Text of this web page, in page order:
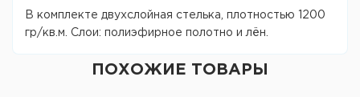
В комплекте двухслойная стелька, плотностью 1200
гр/кв.м. Слои: полиэфирное полотно и лён.
ПОХОЖИЕ ТОВАРЫ